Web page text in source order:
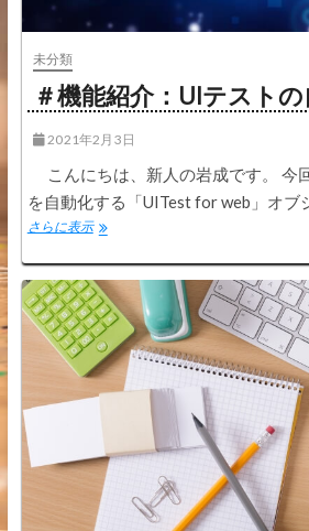
未分類
＃機能紹介：UIテスト
2021年2月3日
こんにちは、新人の岩成です。 今
を自動化する「UITest for web」オブ
さらに表示＃
能
紹
介：
UI
テ
ス
ト
動
化